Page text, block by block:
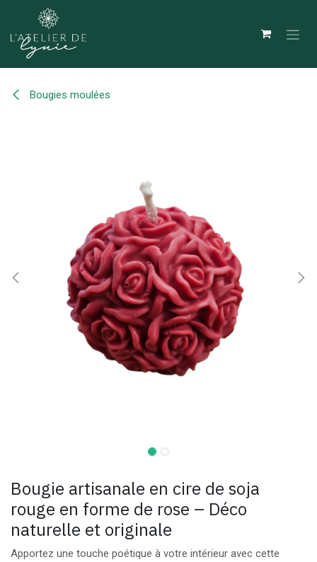
Se rendre au contenu
Bougies moulées
Bougie artisanale en cire de soja
rouge en forme de rose – Déco
naturelle et originale
Apportez une touche poétique à votre intérieur avec cette